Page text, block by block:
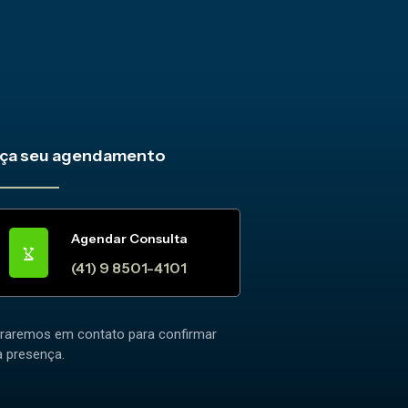
seu agendamento
Agendar Consulta
(41) 9 8501-4101
em contato para confirmar
presença.